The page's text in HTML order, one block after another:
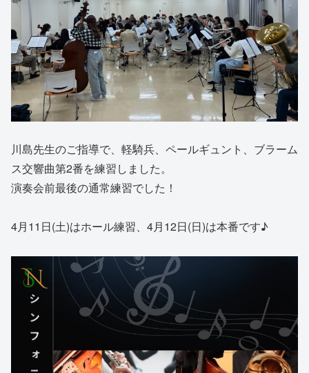
川島先生のご指導で、軽騎兵、ペールギュント、ブラーム
ス交響曲第2番を練習しました。
演奏会前最後の通常練習でした！
4月11日(土)はホール練習、4月12日(日)は本番です♪